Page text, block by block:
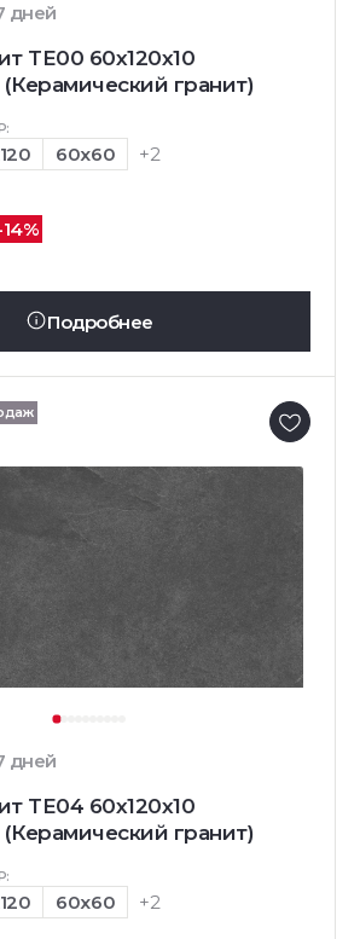
дней
TE00 60x120x10
гранит)
60x60 +2
Подробнее
дней
TE04 60x120x10
гранит)
60x60 +2